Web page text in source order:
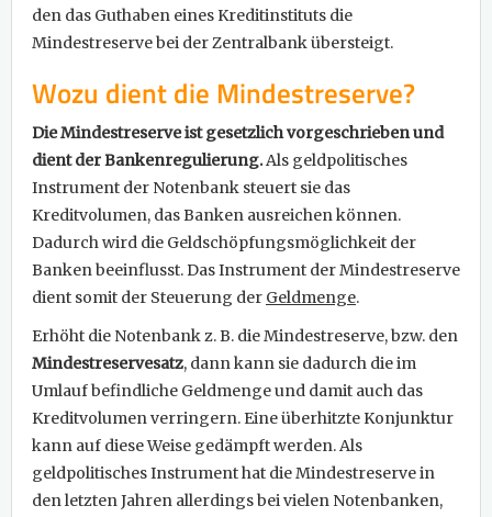
den das Guthaben eines Kreditinstituts die
Mindestreserve bei der Zentralbank übersteigt.
Wozu dient die Mindestreserve?
Die Mindestreserve ist gesetzlich vorgeschrieben und
dient der Bankenregulierung.Als geldpolitisches
Instrument der Notenbank steuert sie das
Kreditvolumen, das Banken ausreichen können.
Dadurch wird die Geldschöpfungsmöglichkeit der
Banken beeinflusst. Das Instrument der Mindestreserve
dient somit der Steuerung der Geldmenge.
Erhöht die Notenbank z. B. die Mindestreserve, bzw. den
Mindestreservesatz, dann kann sie dadurch die im
Umlauf befindliche Geldmenge und damit auch das
Kreditvolumen verringern. Eine überhitzte Konjunktur
kann auf diese Weise gedämpft werden. Als
geldpolitisches Instrument hat die Mindestreserve in
den letzten Jahren allerdings bei vielen Notenbanken,